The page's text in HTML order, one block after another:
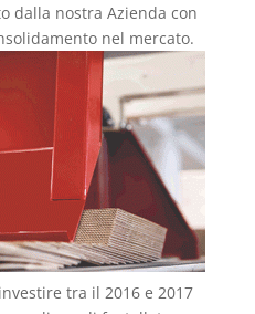
dalla nostra Azienda con
nel mercato.
tra il 2016 e 2017